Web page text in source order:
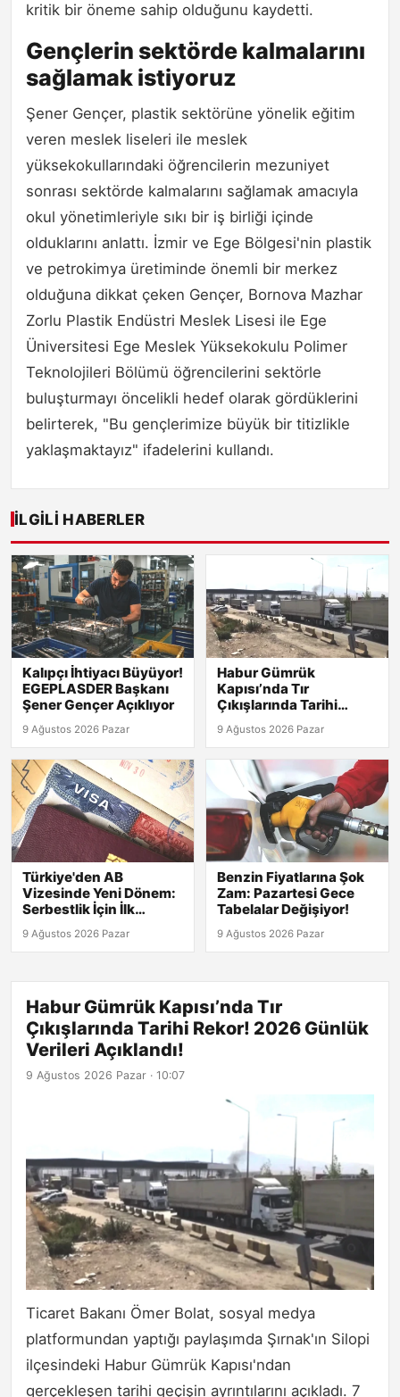
kritik bir öneme sahip olduğunu kaydetti.
Gençlerin sektörde kalmalarını
sağlamak istiyoruz
Şener Gençer, plastik sektörüne yönelik eğitim
veren meslek liseleri ile meslek
yüksekokullarındaki öğrencilerin mezuniyet
sonrası sektörde kalmalarını sağlamak amacıyla
okul yönetimleriyle sıkı bir iş birliği içinde
olduklarını anlattı. İzmir ve Ege Bölgesi'nin plastik
ve petrokimya üretiminde önemli bir merkez
olduğuna dikkat çeken Gençer, Bornova Mazhar
Zorlu Plastik Endüstri Meslek Lisesi ile Ege
Üniversitesi Ege Meslek Yüksekokulu Polimer
Teknolojileri Bölümü öğrencilerini sektörle
buluşturmayı öncelikli hedef olarak gördüklerini
belirterek, "Bu gençlerimize büyük bir titizlikle
yaklaşmaktayız" ifadelerini kullandı.
İLGILI HABERLER
Kalıpçı İhtiyacı Büyüyor!
EGEPLASDER Başkanı
Şener Gençer Açıklıyor
9 Ağustos 2026 Pazar
Habur Gümrük
Kapısı’nda Tır
Çıkışlarında Tarihi
Rekor! 2026 Günlük
Verileri Açıklandı!
9 Ağustos 2026 Pazar
Türkiye'den AB
Vizesinde Yeni Dönem:
Serbestlik İçin İlk
9 Ağustos 2026 Pazar
Benzin Fiyatlarına Şok
Zam: Pazartesi Gece
Tabelalar Değişiyor!
9 Ağustos 2026 Pazar
Habur Gümrük Kapısı’nda Tır
Çıkışlarında Tarihi Rekor! 2026 Günlük
Verileri Açıklandı!
9 Ağustos 2026 Pazar · 10:07
Ticaret Bakanı Ömer Bolat, sosyal medya
platformundan yaptığı paylaşımda Şırnak'ın Silopi
ilçesindeki Habur Gümrük Kapısı'ndan
gerçekleşen tarihi geçişin ayrıntılarını açıkladı. 7